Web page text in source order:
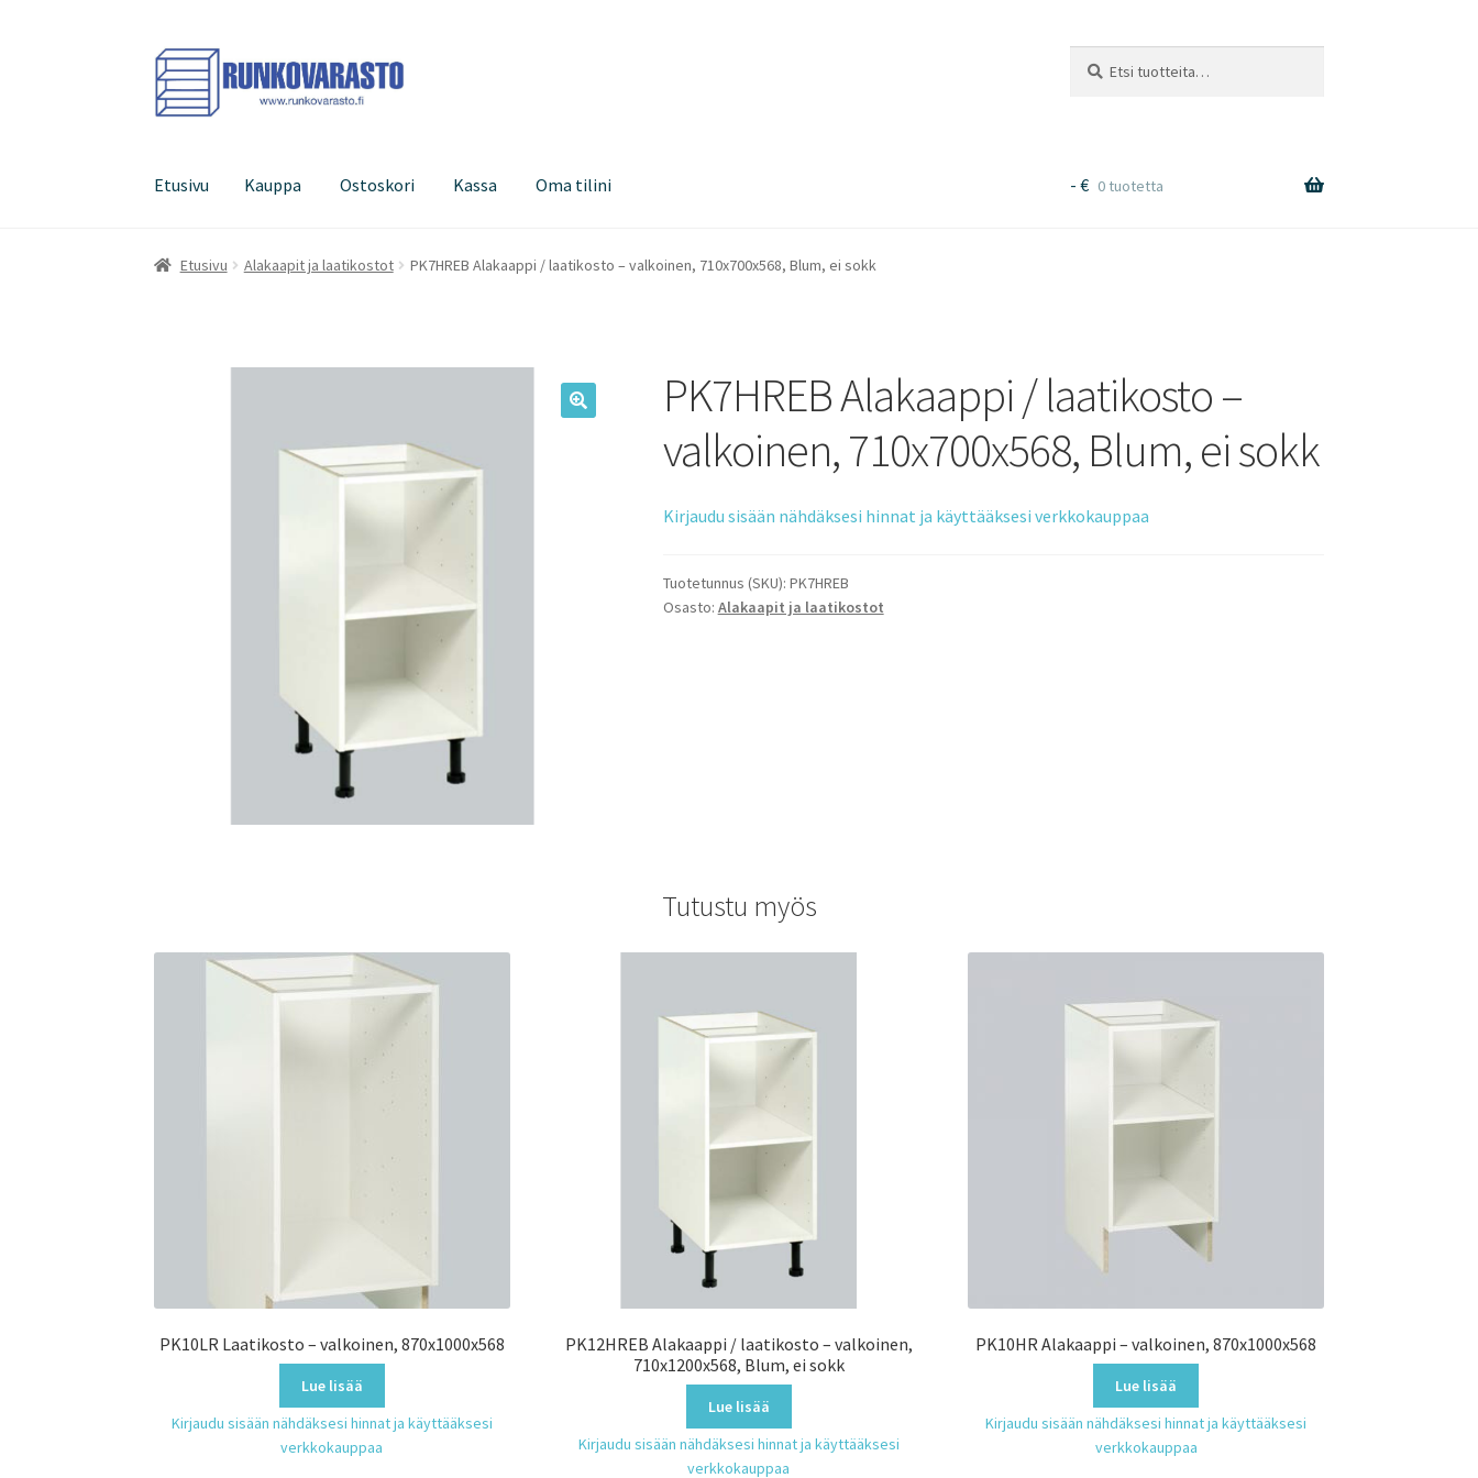
Siirry
navigointiin
Siirry
sisältöön
Etusivu Kauppa Ostoskori Kassa Oma tilini
Etusivu Kauppa OstoskoriKassa Oma tilini
- € 0 tuotetta
Etusivu Alakaapit ja laatikostot PK7HREB Alakaappi / laatikosto – valkoinen, 710x700x568, Blum, ei sokk
PK7HREB Alakaappi / laatikosto –
valkoinen, 710x700x568, Blum, ei sokk
Kirjaudu sisään nähdäksesi hinnat ja käyttääksesi verkkokauppaa
Tuotetunnus (SKU): PK7HREB
Osasto: Alakaapit ja laatikostot
Tutustu myös
PK10LR Laatikosto – valkoinen, 870x1000x568
Lue lisää
Kirjaudu sisään nähdäksesi hinnat ja käyttääksesi
verkkokauppaa
PK12HREB Alakaappi / laatikosto – valkoinen,
710x1200x568, Blum, ei sokk
Lue lisää
Kirjaudu sisään nähdäksesi hinnat ja käyttääksesi
verkkokauppaa
PK10HR Alakaappi – valkoinen, 870x1000x568
Lue lisää
Kirjaudu sisään nähdäksesi hinnat ja käyttääksesi
verkkokauppaa